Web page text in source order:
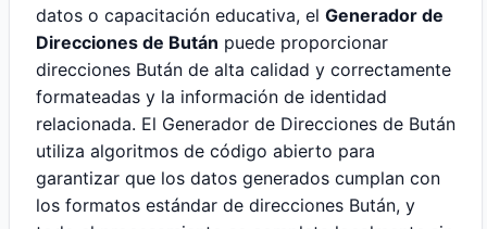
datos o capacitación educativa, el Generador de
Direcciones de Bután puede proporcionar
direcciones Bután de alta calidad y correctamente
formateadas y la información de identidad
relacionada. El Generador de Direcciones de Bután
utiliza algoritmos de código abierto para
garantizar que los datos generados cumplan con
los formatos estándar de direcciones Bután, y